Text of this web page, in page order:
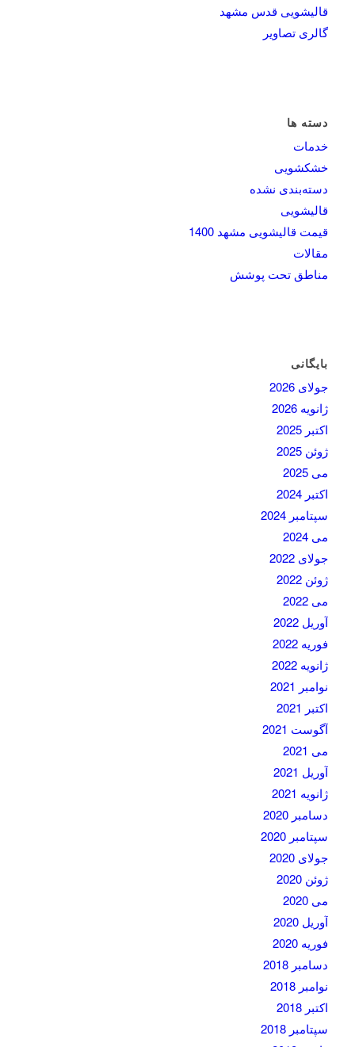
قالیشویی قدس مشهد
گالری تصاویر
دسته ها
خدمات
خشکشویی
دسته‌بندی نشده
قالیشویی
قیمت قالیشویی مشهد 1400
مقالات
مناطق تحت پوشش
بایگانی
جولای 2026
ژانویه 2026
اکتبر 2025
ژوئن 2025
می 2025
اکتبر 2024
سپتامبر 2024
می 2024
جولای 2022
ژوئن 2022
می 2022
آوریل 2022
فوریه 2022
ژانویه 2022
نوامبر 2021
اکتبر 2021
آگوست 2021
می 2021
آوریل 2021
ژانویه 2021
دسامبر 2020
سپتامبر 2020
جولای 2020
ژوئن 2020
می 2020
آوریل 2020
فوریه 2020
دسامبر 2018
نوامبر 2018
اکتبر 2018
سپتامبر 2018